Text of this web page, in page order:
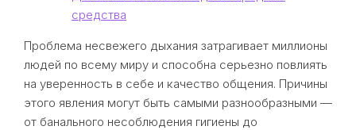
средства
Проблема несвежего дыхания затрагивает миллионы
людей по всему миру и способна серьезно повлиять
на уверенность в себе и качество общения. Причины
этого явления могут быть самыми разнообразными —
от банального несоблюдения гигиены до